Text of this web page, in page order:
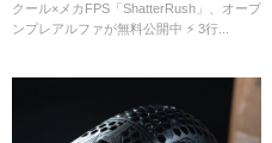
ンプレアルファが無料公開中
クール×メカFPS「ShatterRush」、オープ
ンプレアルファが無料公開中 ⚡ 3行...